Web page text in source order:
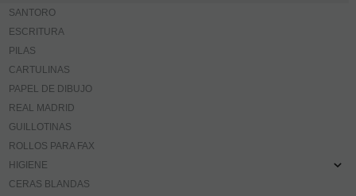
SANTORO
ESCRITURA
PILAS
CARTULINAS
PAPEL DE DIBUJO
REAL MADRID
GUILLOTINAS
ROLLOS PARA FAX
HIGIENE
CERAS BLANDAS